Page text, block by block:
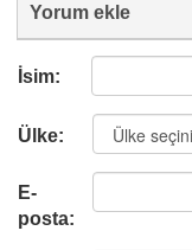
Yorum ekle
İsim:
Ülke:
E-
posta: